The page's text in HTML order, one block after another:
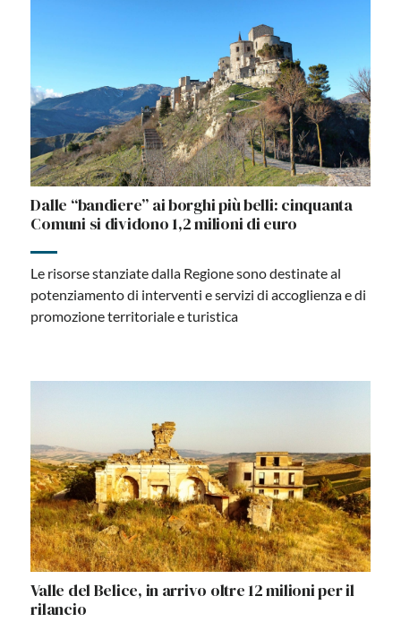
Dalle “bandiere” ai borghi più belli: cinquanta
Comuni si dividono 1,2 milioni di euro
Le risorse stanziate dalla Regione sono destinate al
potenziamento di interventi e servizi di accoglienza e di
promozione territoriale e turistica
Valle del Belice, in arrivo oltre 12 milioni per il
rilancio